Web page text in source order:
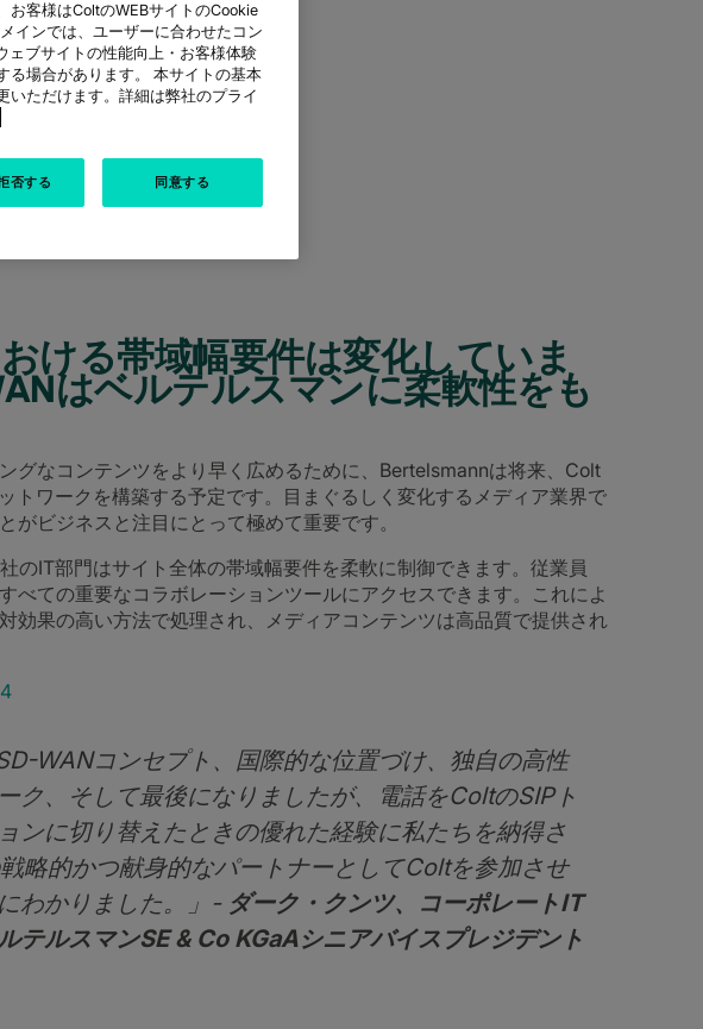
ける帯域幅要件は変化していま
はベルテルスマンに柔軟性をも
グなコンテンツをより早く広めるために、Bertelsmannは将来、Colt
トワークを構築する予定です。目まぐるしく変化するメディア業界で
がビジネスと注目にとって極めて重要です。
のIT部門はサイト全体の帯域幅要件を柔軟に制御できます。従業員
べての重要なコラボレーションツールにアクセスできます。これによ
効果の高い方法で処理され、メディアコンテンツは高品質で提供され
WANコンセプト、国際的な位置づけ、独自の高性
ク、そして最後になりましたが、電話をColtのSIPト
ンに切り替えたときの優れた経験に私たちを納得さ
略的かつ献身的なパートナーとしてColtを参加させ
わかりました。」- ダーク・クンツ、コーポレートIT
テルスマンSE & Co KGaAシニアバイスプレジデント
お客様はColtのWEBサイトのCookie
インでは、ユーザーに合わせたコン
ェブサイトの性能向上・お客様体験
る場合があります。 本サイトの基本
いただけます。詳細は弊社のプライ
否する 同意する